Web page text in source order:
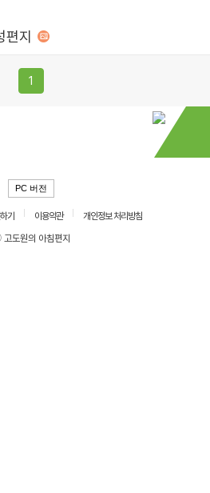
1
PC 버전
기 이용약관
개인정보 처리방침
도원의 아침편지